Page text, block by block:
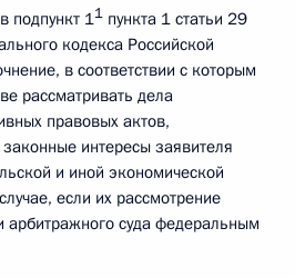
подпункт 11 пункта 1 статьи 29
кодекса Российской
в соответствии с которым
рассматривать дела
правовых актов,
интересы заявителя
и иной экономической
если их рассмотрение
арбитражного суда федеральным